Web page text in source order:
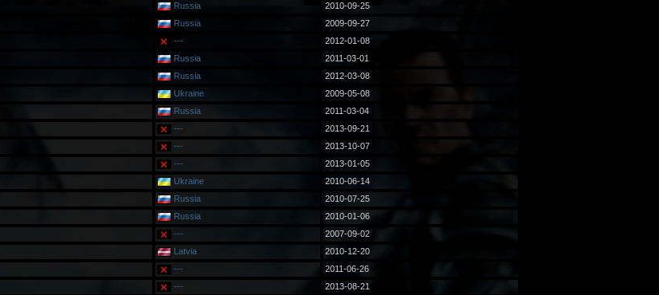
Russia
2010-09-25
Russia
2009-09-27
---
2012-01-08
Russia
2011-03-01
Russia
2012-03-08
Ukraine
2009-05-08
Russia
2011-03-04
---
2013-09-21
---
2013-10-07
---
2013-01-05
Ukraine
2010-06-14
Russia
2010-07-25
Russia
2010-01-06
---
2007-09-02
Latvia
2010-12-20
---
2011-06-26
---
2013-08-21